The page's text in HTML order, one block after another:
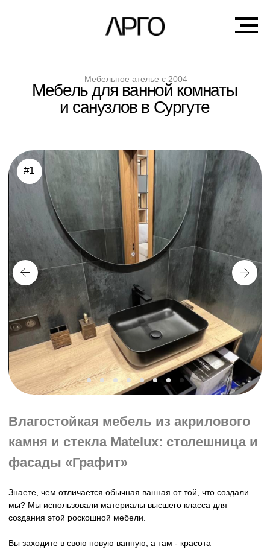
и санузлов в Сургуте
Знаете, чем отличается обычная ванная от той, что создали
мы? Мы использовали материалы высшего класса для
создания этой роскошной мебели.
Вы заходите в свою новую ванную, а там - красота
неописуемая! Фасады - мателюкс цвета графит, благородный
Мы, как всегда, не просто сделали красиво. Мы сделали
торчащих труб и разбросанных по полу шампуней. Только
Каждая ручка, каждый доводчик, каждый светильник - все на
Наша мебель не боится воды. Вообще. Хоть цунами
устраивайте в своей ванной - все будет в порядке. Мы
использовали только влагостойкие, долговечные материалы.
Так что ваша ванная будет радовать вас своей красотой не
Влагостойкая мебель из акрилового
камня и стекла Matelux: столешница и
фасады «Графит»